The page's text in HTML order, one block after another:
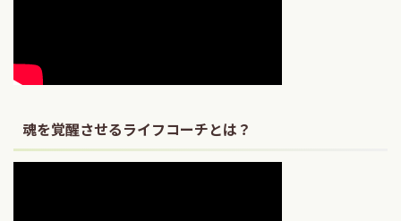
魂を覚醒させるライフコーチとは？